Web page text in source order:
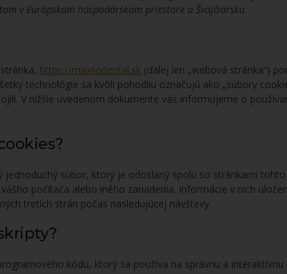
v Európskom hospodárskom priestore a Švajčiarsku.
https://maxilodental.sk (ďalej len „webová stránka“)
technológie sa kvôli pohodliu označujú ako „súbory
V nižšie uvedenom dokumente vás informujeme o
jednoduchý súbor, ktorý je odoslaný spolu so stránkami
počítača alebo iného zariadenia. Informácie v nich
tretích strán počas nasledujúcej návštevy.
kódu, ktorý sa používa na správnu a